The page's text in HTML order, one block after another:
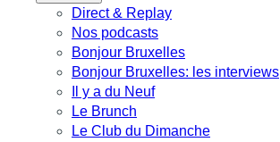
Direct & Replay
Nos podcasts
Bonjour Bruxelles
Bonjour Bruxelles: les interviews
Il y a du Neuf
Le Brunch
Le Club du Dimanche